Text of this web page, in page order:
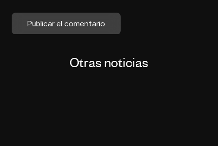
Publicar el comentario
Otras noticias